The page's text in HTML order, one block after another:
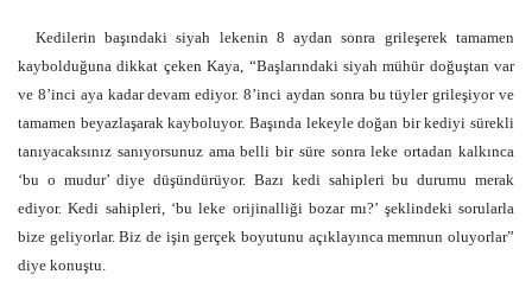
Kedilerin başındaki siyah lekenin 8 aydan sonra grileşerek tamamen
kaybolduğuna dikkat çeken Kaya, “Başlarındaki siyah mühür doğuştan var
ve 8’inci aya kadar devam ediyor. 8’inci aydan sonra bu tüyler grileşiyor ve
tamamen beyazlaşarak kayboluyor. Başında lekeyle doğan bir kediyi sürekli
tanıyacaksınız sanıyorsunuz ama belli bir süre sonra leke ortadan kalkınca
‘bu o mudur’ diye düşündürüyor. Bazı kedi sahipleri bu durumu merak
ediyor. Kedi sahipleri, ‘bu leke orijinalliği bozar mı?’ şeklindeki sorularla
bize geliyorlar. Biz de işin gerçek boyutunu açıklayınca memnun oluyorlar”
diye konuştu.